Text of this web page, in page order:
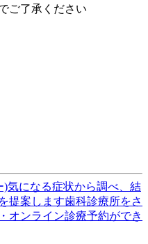
ご了承ください
)気になる症状から調べ、結
提案します歯科診療所をさ
オンライン診療予約ができ